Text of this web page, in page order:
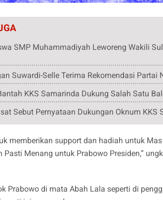
SMP Muhammadiyah Leworeng Wakili
Suwardi-Selle Terima Rekomendasi Partai
KKS Samarinda Dukung Salah Satu
Sebut Pernyataan Dukungan Oknum
memberikan support dan hadiah untuk
Pasti Menang untuk Prabowo Presiden,”
Prabowo di mata Abah Lala seperti di